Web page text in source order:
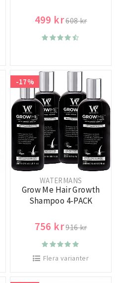
499 kr608 kr
-17%
WATERMANS
Grow Me Hair Growth
Shampoo 4-PACK
756 kr916 kr
Flera varianter